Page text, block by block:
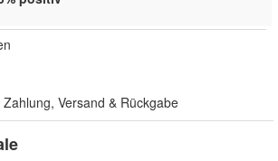
Zahlung, Versand & Rückgabe